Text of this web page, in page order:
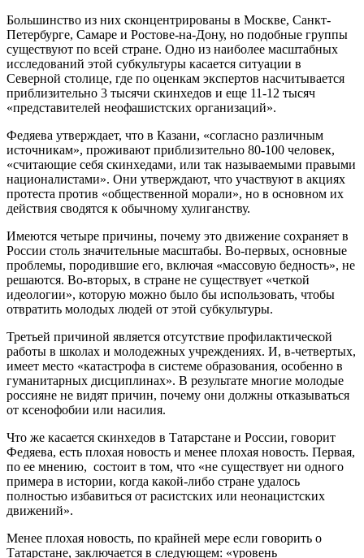
Большинство из них сконцентрированы в Москве, Санкт-
Петербурге, Самаре и Ростове-на-Дону, но подобные группы
существуют по всей стране. Одно из наиболее масштабных
исследований этой субкультуры касается ситуации в
Северной столице, где по оценкам экспертов насчитывается
приблизительно 3 тысячи скинхедов и еще 11-12 тысяч
«представителей неофашистских организаций».
Федяева утверждает, что в Казани, «согласно различным
источникам», проживают приблизительно 80-100 человек,
«считающие себя скинхедами, или так называемыми правыми
националистами». Они утверждают, что участвуют в акциях
протеста против «общественной морали», но в основном их
действия сводятся к обычному хулиганству.
Имеются четыре причины, почему это движение сохраняет в
России столь значительные масштабы. Во-первых, основные
проблемы, породившие его, включая «массовую бедность», не
решаются. Во-вторых, в стране не существует «четкой
идеологии», которую можно было бы использовать, чтобы
отвратить молодых людей от этой субкультуры.
Третьей причиной является отсутствие профилактической
работы в школах и молодежных учреждениях. И, в-четвертых,
имеет место «катастрофа в системе образования, особенно в
гуманитарных дисциплинах». В результате многие молодые
россияне не видят причин, почему они должны отказываться
от ксенофобии или насилия.
Что же касается скинхедов в Татарстане и России, говорит
Федяева, есть плохая новость и менее плохая новость. Первая,
по ее мнению, состоит в том, что «не существует ни одного
примера в истории, когда какой-либо стране удалось
полностью избавиться от расистских или неонацистских
движений».
Менее плохая новость, по крайней мере если говорить о
Татарстане, заключается в следующем: «уровень